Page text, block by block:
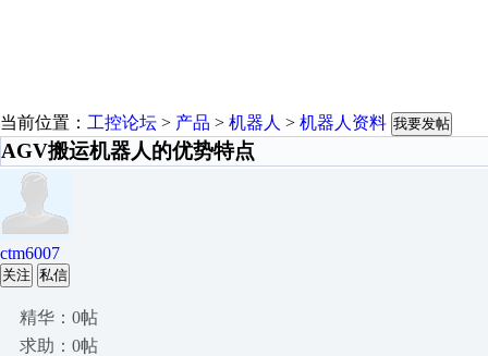
当前位置： 工控论坛 > 产品 > 机器人 > 机器人资料 我要发帖
AGV搬运机器人的优势特点
ctm6007
关注 私信
精华：0帖
求助：0帖